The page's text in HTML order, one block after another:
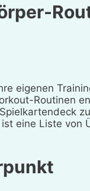
eigenen
Routinen
eine Liste von